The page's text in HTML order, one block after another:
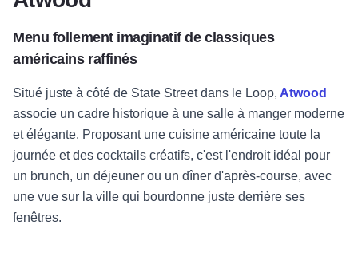
Menu follement imaginatif de classiques
américains raffinés
Situé juste à côté de State Street dans le Loop, Atwood
associe un cadre historique à une salle à manger moderne
et élégante. Proposant une cuisine américaine toute la
journée et des cocktails créatifs, c'est l'endroit idéal pour
un brunch, un déjeuner ou un dîner d'après-course, avec
une vue sur la ville qui bourdonne juste derrière ses
fenêtres.